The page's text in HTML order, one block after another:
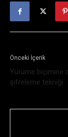
Önceki İçerik
Yürüme biçimine
şifreleme tekniği